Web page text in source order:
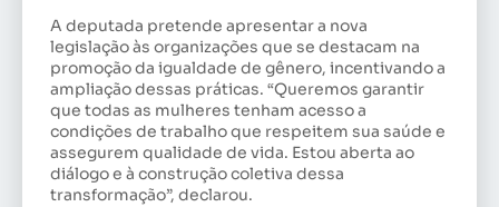
A deputada pretende apresentar a nova
legislação às organizações que se destacam na
promoção da igualdade de gênero, incentivando a
ampliação dessas práticas. “Queremos garantir
que todas as mulheres tenham acesso a
condições de trabalho que respeitem sua saúde e
assegurem qualidade de vida. Estou aberta ao
diálogo e à construção coletiva dessa
transformação”, declarou.